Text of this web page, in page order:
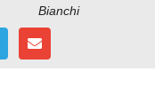
Bianchi